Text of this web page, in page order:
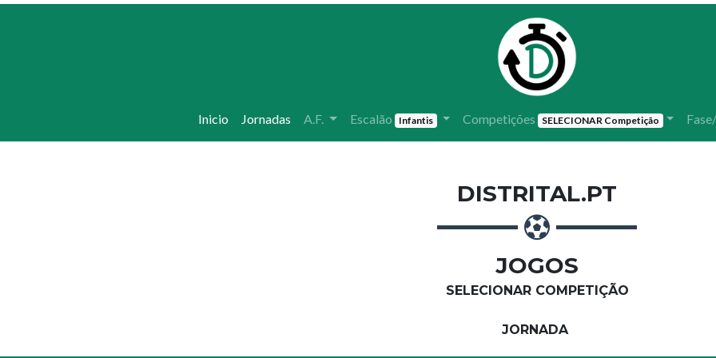
Inicio Jornadas A.F. Escalão Infantis Competições SELECIONAR Competição
DISTRITAL.PT
JOGOS
SELECIONAR COMPETIÇÃO
JORNADA